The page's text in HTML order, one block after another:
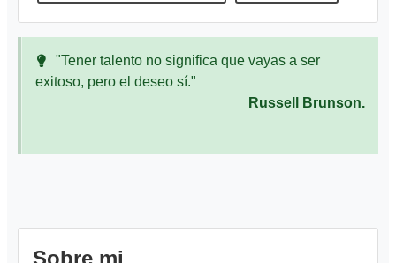
"Tener talento no significa que vayas a ser
exitoso, pero el deseo sí."
Russell Brunson.
Sobre mi